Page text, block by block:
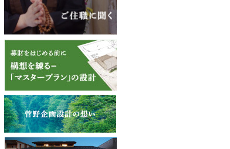
旧本堂に倣い、向拝は唐破風に、棟の上には鯱を載せました。